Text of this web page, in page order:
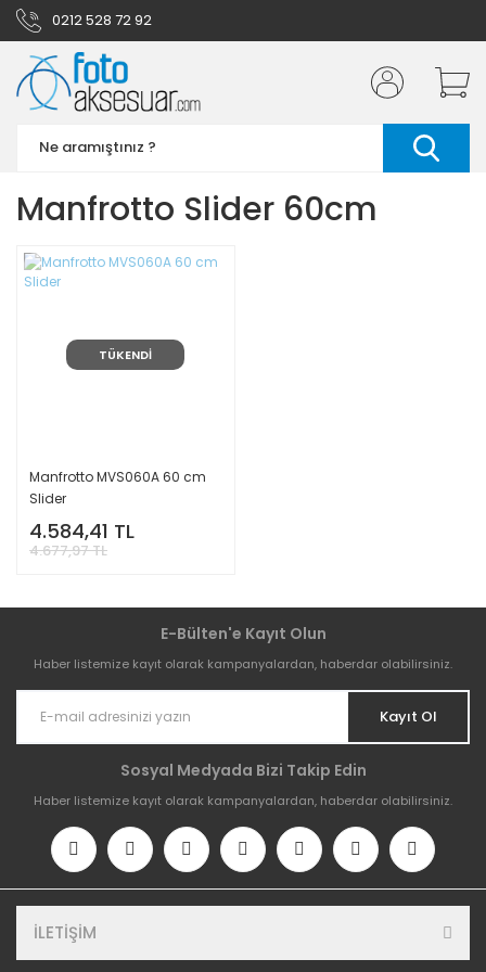
0212 528 72 92
Manfrotto Slider 60cm
TÜKENDİ
Manfrotto MVS060A 60 cm
Slider
4.584,41 TL
4.677,97 TL
E-Bülten'e Kayıt Olun
Haber listemize kayıt olarak kampanyalardan, haberdar olabilirsiniz.
Kayıt Ol
Sosyal Medyada Bizi Takip Edin
Haber listemize kayıt olarak kampanyalardan, haberdar olabilirsiniz.
İLETİŞİM